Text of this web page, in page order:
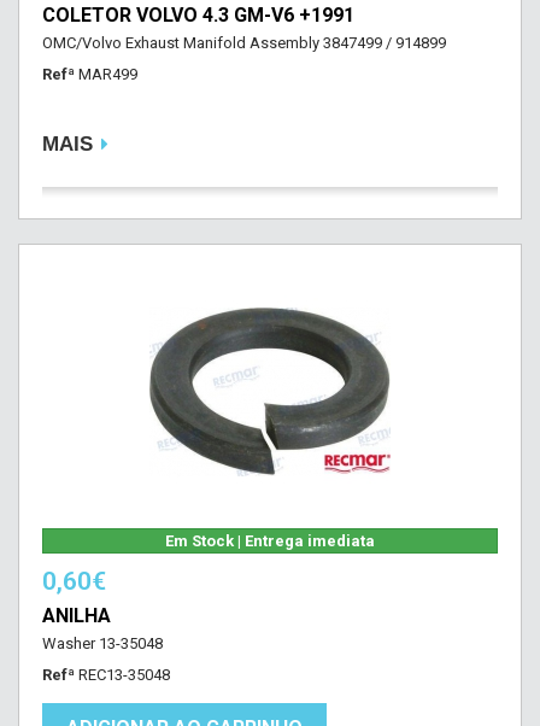
COLETOR VOLVO 4.3 GM-V6 +1991
OMC/Volvo Exhaust Manifold Assembly 3847499 / 914899
Refª MAR499
MAIS
Em Stock | Entrega imediata
0,60€
ANILHA
Washer 13-35048
Refª REC13-35048